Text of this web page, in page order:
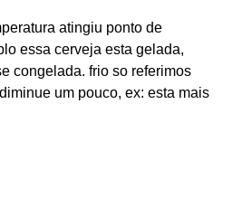
atingiu ponto de
essa cerveja esta gelada,
congelada. frio so referimos
um pouco, ex: esta mais